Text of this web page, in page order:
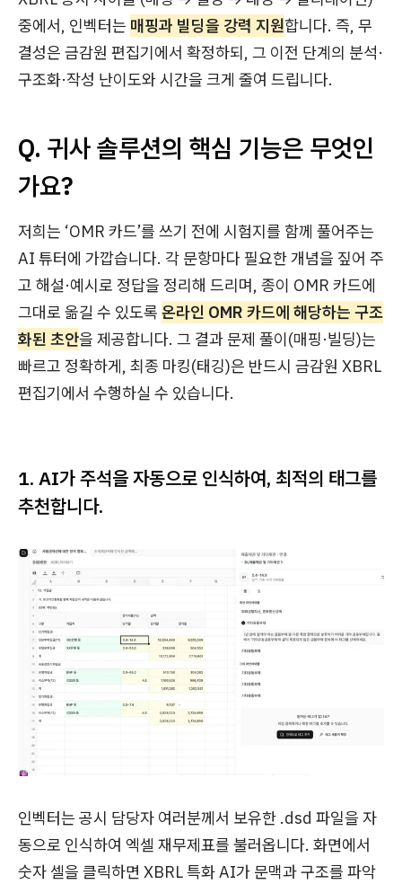
중에서, 인벡터는 매핑과 빌딩을 강력 지원합니다. 즉, 무
결성은 금감원 편집기에서 확정하되, 그 이전 단계의 분석·
구조화·작성 난이도와 시간을 크게 줄여 드립니다.
Q. 귀사 솔루션의 핵심 기능은 무엇인
가요?
저희는 ‘OMR 카드’를 쓰기 전에 시험지를 함께 풀어주는
AI 튜터에 가깝습니다. 각 문항마다 필요한 개념을 짚어 주
고 해설·예시로 정답을 정리해 드리며, 종이 OMR 카드에
그대로 옮길 수 있도록 온라인 OMR 카드에 해당하는 구조
화된 초안을 제공합니다. 그 결과 문제 풀이(매핑·빌딩)는
빠르고 정확하게, 최종 마킹(태깅)은 반드시 금감원 XBRL
편집기에서 수행하실 수 있습니다.
1. AI가 주석을 자동으로 인식하여, 최적의 태그를
추천합니다.
인벡터는 공시 담당자 여러분께서 보유한 .dsd 파일을 자
동으로 인식하여 엑셀 재무제표를 불러옵니다. 화면에서
숫자 셀을 클릭하면 XBRL 특화 AI가 문맥과 구조를 파악